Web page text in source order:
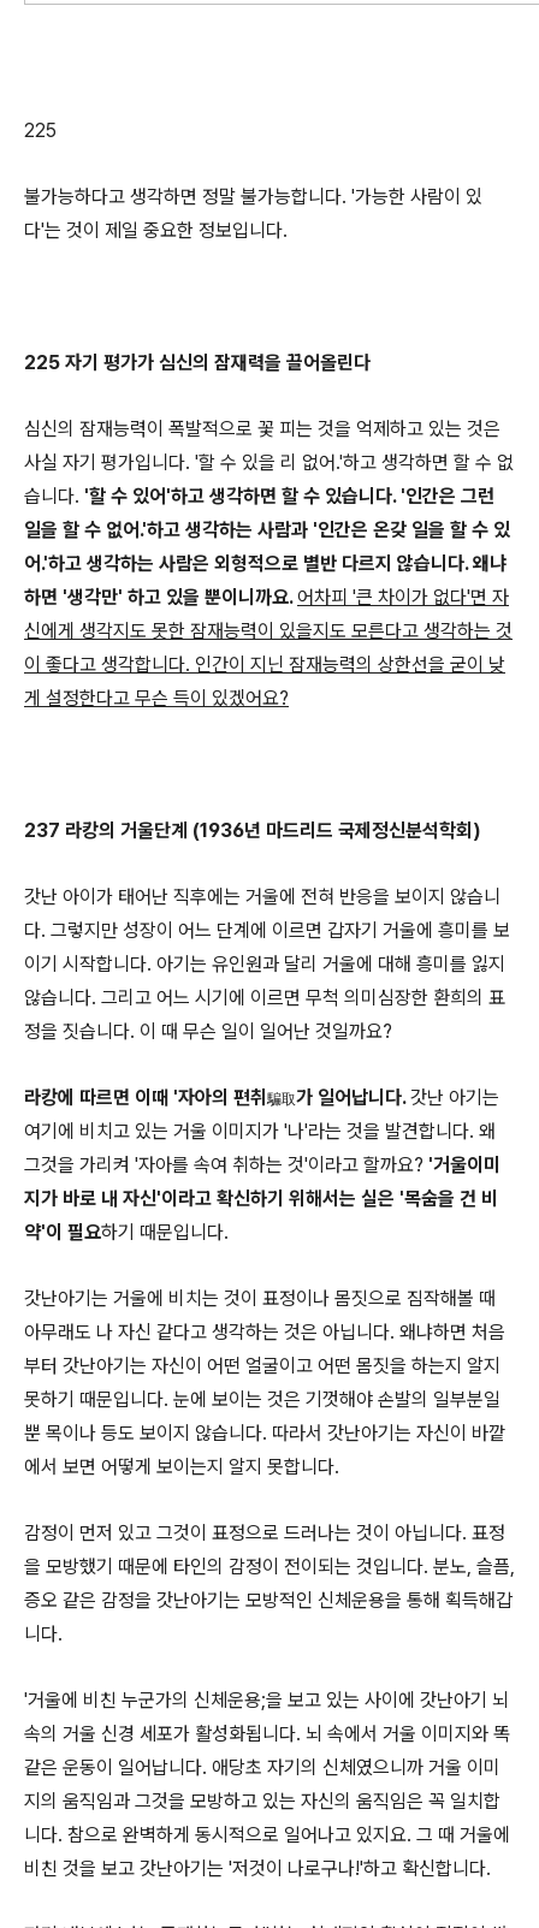
225
불가능하다고 생각하면 정말 불가능합니다. '가능한 사람이 있
다'는 것이 제일 중요한 정보입니다.
225 자기 평가가 심신의 잠재력을 끌어올린다
심신의 잠재능력이 폭발적으로 꽃 피는 것을 억제하고 있는 것은
사실 자기 평가입니다. '할 수 있을 리 없어.'하고 생각하면 할 수 없
습니다. '할 수 있어'하고 생각하면 할 수 있습니다. '인간은 그런
일을 할 수 없어.'하고 생각하는 사람과 '인간은 온갖 일을 할 수 있
어.'하고 생각하는 사람은 외형적으로 별반 다르지 않습니다. 왜냐
하면 '생각만' 하고 있을 뿐이니까요.어차피 '큰 차이가 없다'면 자
신에게 생각지도 못한 잠재능력이 있을지도 모른다고 생각하는 것
이 좋다고 생각합니다. 인간이 지닌 잠재능력의 상한선을 굳이 낮
게 설정한다고 무슨 득이 있겠어요?
237 라캉의 거울단계 (1936년 마드리드 국제정신분석학회)
갓난 아이가 태어난 직후에는 거울에 전혀 반응을 보이지 않습니
다. 그렇지만 성장이 어느 단계에 이르면 갑자기 거울에 흥미를 보
이기 시작합니다. 아기는 유인원과 달리 거울에 대해 흥미를 잃지
않습니다. 그리고 어느 시기에 이르면 무척 의미심장한 환희의 표
정을 짓습니다. 이 때 무슨 일이 일어난 것일까요?
라캉에 따르면 이때 '자아의 편취騙取가 일어납니다.갓난 아기는
여기에 비치고 있는 거울 이미지가 '나'라는 것을 발견합니다. 왜
그것을 가리켜 '자아를 속여 취하는 것'이라고 할까요? '거울이미
지가 바로 내 자신'이라고 확신하기 위해서는 실은 '목숨을 건 비
약'이 필요하기 때문입니다.
갓난아기는 거울에 비치는 것이 표정이나 몸짓으로 짐작해볼 때
아무래도 나 자신 같다고 생각하는 것은 아닙니다. 왜냐하면 처음
부터 갓난아기는 자신이 어떤 얼굴이고 어떤 몸짓을 하는지 알지
못하기 때문입니다. 눈에 보이는 것은 기껏해야 손발의 일부분일
뿐 목이나 등도 보이지 않습니다. 따라서 갓난아기는 자신이 바깥
에서 보면 어떻게 보이는지 알지 못합니다.
감정이 먼저 있고 그것이 표정으로 드러나는 것이 아닙니다. 표정
을 모방했기 때문에 타인의 감정이 전이되는 것입니다. 분노, 슬픔,
증오 같은 감정을 갓난아기는 모방적인 신체운용을 통해 획득해갑
니다.
'거울에 비친 누군가의 신체운용;을 보고 있는 사이에 갓난아기 뇌
속의 거울 신경 세포가 활성화됩니다. 뇌 속에서 거울 이미지와 똑
같은 운동이 일어납니다. 애당초 자기의 신체였으니까 거울 이미
지의 움직임과 그것을 모방하고 있는 자신의 움직임은 꼭 일치합
니다. 참으로 완벽하게 동시적으로 일어나고 있지요. 그 때 거울에
비친 것을 보고 갓난아기는 '저것이 나로구나!'하고 확신합니다.